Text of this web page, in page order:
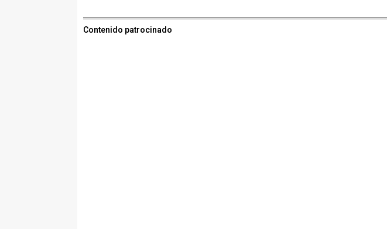
Contenido patrocinado